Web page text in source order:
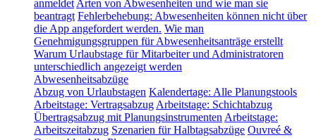
anmeldet Arten von Abwesenheiten und wie man sie
beantragt Fehlerbehebung: Abwesenheiten können nicht über
die App angefordert werden. Wie man
Genehmigungsgruppen für Abwesenheitsanträge erstellt
Warum Urlaubstage für Mitarbeiter und Administratoren
unterschiedlich angezeigt werden
Abwesenheitsabzüge
Abzug von Urlaubstagen Kalendertage: Alle Planungstools
Arbeitstage: Vertragsabzug Arbeitstage: Schichtabzug
Übertragsabzug mit Planungsinstrumenten Arbeitstage:
Arbeitszeitabzug Szenarien für Halbtagsabzüge Ouvreé &